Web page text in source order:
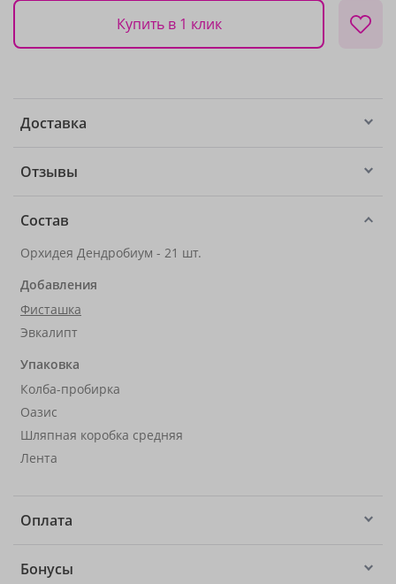
Купить в 1 клик
Доставка
Отзывы
Состав
Орхидея Дендробиум - 21 шт.
Добавления
Фисташка
Эвкалипт
Упаковка
Колба-пробирка
Оазис
Шляпная коробка средняя
Лента
Оплата
Бонусы